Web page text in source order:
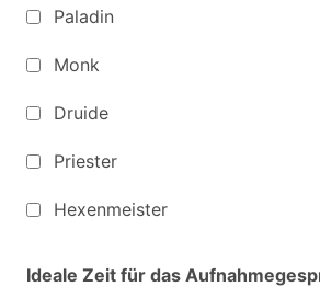
Paladin
Monk
Druide
Priester
Hexenmeister
Ideale Zeit für das